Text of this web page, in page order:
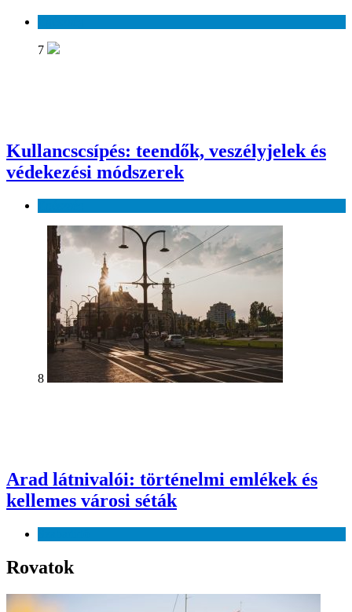
7
Kullancscsípés: teendők, veszélyjelek és
védekezési módszerek
8
Arad látnivalói: történelmi emlékek és
kellemes városi séták
Rovatok